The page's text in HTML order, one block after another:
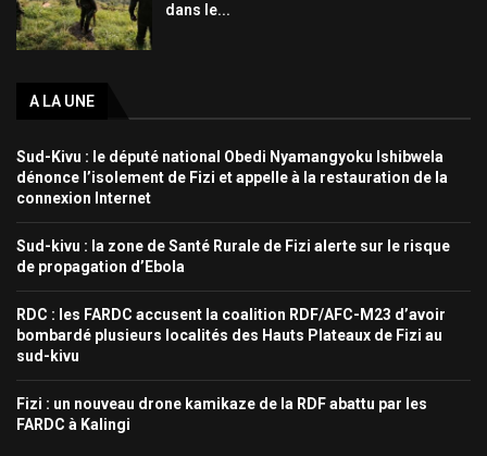
dans le...
A LA UNE
Sud-Kivu : le député national Obedi Nyamangyoku Ishibwela
dénonce l’isolement de Fizi et appelle à la restauration de la
connexion Internet
Sud-kivu : la zone de Santé Rurale de Fizi alerte sur le risque
de propagation d’Ebola
RDC : les FARDC accusent la coalition RDF/AFC-M23 d’avoir
bombardé plusieurs localités des Hauts Plateaux de Fizi au
sud-kivu
Fizi : un nouveau drone kamikaze de la RDF abattu par les
FARDC à Kalingi